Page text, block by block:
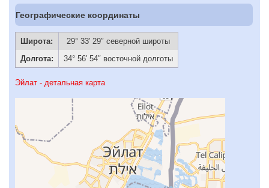
Географические координаты
Широта:
29° 33′ 29″ северной широты
Долгота:
34° 56′ 54″ восточной долготы
Эйлат - детальная карта